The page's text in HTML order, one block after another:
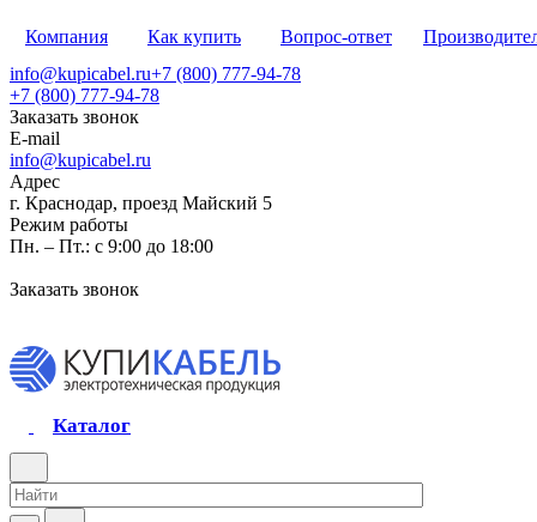
Компания Как купить Вопрос-ответ
info@kupicabel.ru+7 (800) 777-94-78
+7 (800) 777-94-78
Заказать звонок
E-mail
info@kupicabel.ru
Адрес
г. Краснодар, проезд Майский 5
Режим работы
Пн. – Пт.: с 9:00 до 18:00
Заказать звонок
Каталог